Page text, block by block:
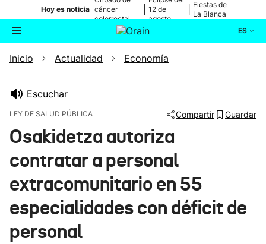
Hoy es noticia cáncer
colorrectal
12 de
agosto
Fiestas de
La Blanca
ES
Buscador Actualidad
Ikusmiran
Eguraldia
Inicio Actualidad Economía
Escuchar
LEY DE SALUD PÚBLICA Compartir Guardar
Osakidetza autoriza
contratar a personal
extracomunitario en 55
especialidades con déficit de
personal